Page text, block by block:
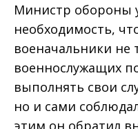
Министр обороны
необходимость,
военачальники не
военнослужащих
выполнять свои
но и сами